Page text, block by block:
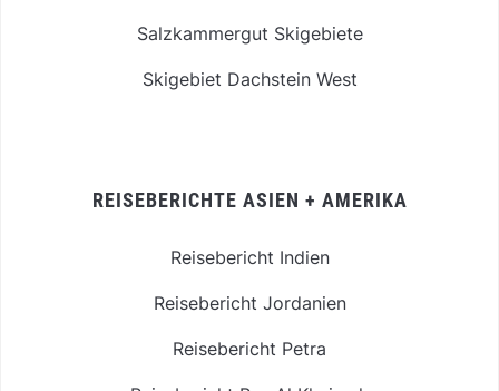
Salzkammergut Skigebiete
Skigebiet Dachstein West
REISEBERICHTE ASIEN + AMERIKA
Reisebericht Indien
Reisebericht Jordanien
Reisebericht Petra